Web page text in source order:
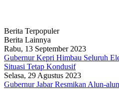
Berita Terpopuler
Berita Lainnya
Rabu, 13 September 2023
Gubernur Kepri Himbau Seluruh
Situasi Tetap Kondusif
Selasa, 29 Agustus 2023
Gubernur Jabar Resmikan Alun-